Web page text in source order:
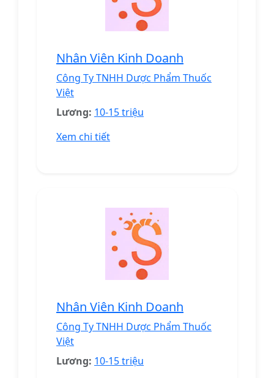
Nhân Viên Kinh Doanh
Công Ty TNHH Dược Phẩm Thuốc
Việt
Lương: 10-15 triệu
Xem chi tiết
Nhân Viên Kinh Doanh
Công Ty TNHH Dược Phẩm Thuốc
Việt
Lương: 10-15 triệu